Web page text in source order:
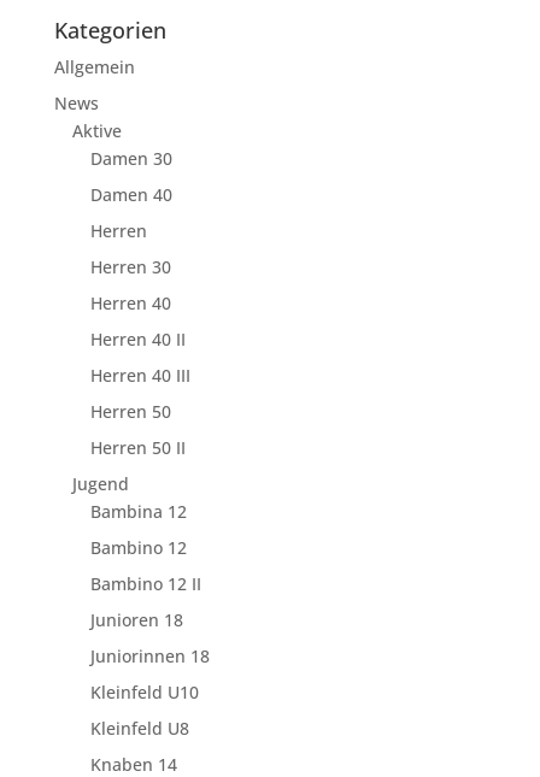
Kategorien
Allgemein
News
Aktive
Damen 30
Damen 40
Herren
Herren 30
Herren 40
Herren 40 II
Herren 40 III
Herren 50
Herren 50 II
Jugend
Bambina 12
Bambino 12
Bambino 12 II
Junioren 18
Juniorinnen 18
Kleinfeld U10
Kleinfeld U8
Knaben 14